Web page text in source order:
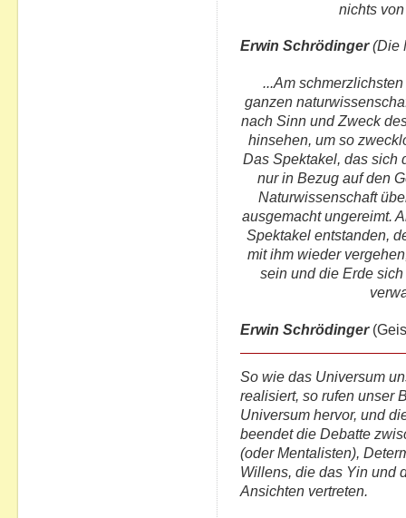
nichts
Erwin Schrödinger(Die
...Am
ganzen
nach Sinn und Zweck
hinsehen, um so
Das Spektakel, das sich
nur in Bezug auf den
Naturwissenschaft
ausgemacht ungereimt.
Spektakel entstanden,
mit ihm wieder
sein und die Erde
Erwin Schrödinger
So wie das Universum
realisiert, so rufen unser
Universum hervor, und
beendet die Debatte
(oder Mentalisten),
Willens, die das Yin und
Ansichten vertreten.